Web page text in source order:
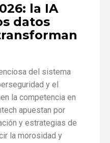
la IA
datos
del sistema
y el
la competencia en
apuestan por
y estrategias de
la morosidad y